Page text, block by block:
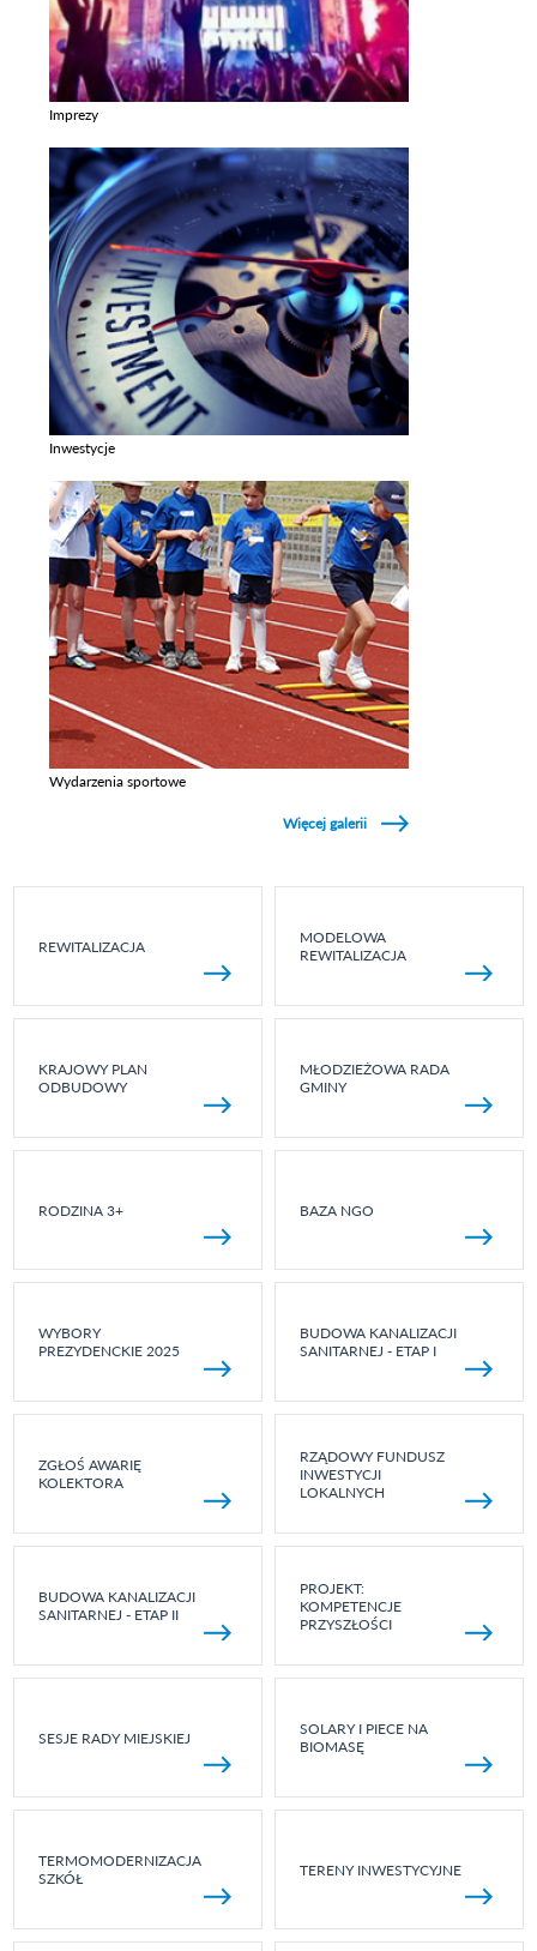
Imprezy
Inwestycje
Wydarzenia sportowe
Więcej galerii
REWITALIZACJA
MODELOWA
REWITALIZACJA
KRAJOWY PLAN
ODBUDOWY
MŁODZIEŻOWA RADA
GMINY
RODZINA 3+ BAZA NGO
WYBORY
PREZYDENCKIE 2025
BUDOWA KANALIZACJI
SANITARNEJ - ETAP I
ZGŁOŚ AWARIĘ
KOLEKTORA
RZĄDOWY FUNDUSZ
INWESTYCJI
LOKALNYCH
BUDOWA KANALIZACJI
SANITARNEJ - ETAP II
PROJEKT:
KOMPETENCJE
PRZYSZŁOŚCI
SESJE RADY MIEJSKIEJ
SOLARY I PIECE NA
BIOMASĘ
TERMOMODERNIZACJA
SZKÓŁ
TERENY INWESTYCYJNE